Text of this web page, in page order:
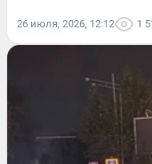
26 июля, 2026, 12:12 1